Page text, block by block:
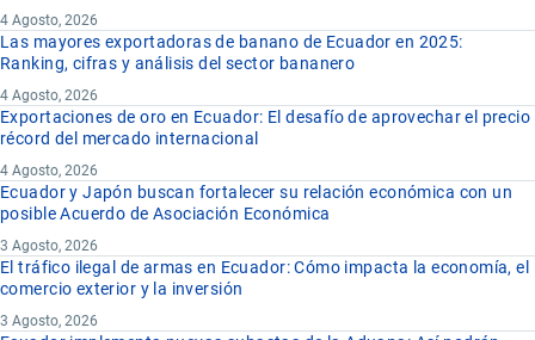
4 Agosto, 2026
Las mayores exportadoras de banano de Ecuador en 2025:
Ranking, cifras y análisis del sector bananero
4 Agosto, 2026
Exportaciones de oro en Ecuador: El desafío de aprovechar el precio
récord del mercado internacional
4 Agosto, 2026
Ecuador y Japón buscan fortalecer su relación económica con un
posible Acuerdo de Asociación Económica
3 Agosto, 2026
El tráfico ilegal de armas en Ecuador: Cómo impacta la economía, el
comercio exterior y la inversión
3 Agosto, 2026